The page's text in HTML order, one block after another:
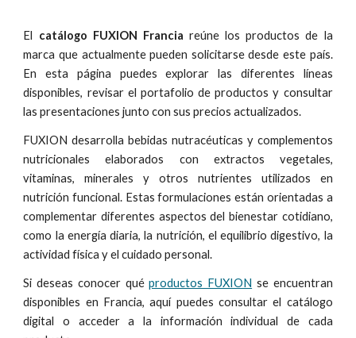
El catálogo FUXION Francia reúne los productos de la
marca que actualmente pueden solicitarse desde este país.
En esta página puedes explorar las diferentes líneas
disponibles, revisar el portafolio de productos y consultar
las presentaciones junto con sus precios actualizados.
FUXION desarrolla bebidas nutracéuticas y complementos
nutricionales elaborados con extractos vegetales,
vitaminas, minerales y otros nutrientes utilizados en
nutrición funcional. Estas formulaciones están orientadas a
complementar diferentes aspectos del bienestar cotidiano,
como la energía diaria, la nutrición, el equilibrio digestivo, la
actividad física y el cuidado personal.
Si deseas conocer quéproductos FUXION se encuentran
disponibles en Francia, aquí puedes consultar el catálogo
digital o acceder a la información individual de cada